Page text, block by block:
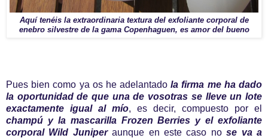
Aquí tenéis la extraordinaria textura del exfoliante corporal de
enebro silvestre de la gama Copenhaguen, es amor del bueno
Pues bien como ya os he adelantadola firma me ha dado
la oportunidad de que una de vosotras se lleve un lote
exactamente igual al mío, es decir, compuesto por el
champú y la mascarilla Frozen Berries y el exfoliante
corporal Wild Juniperaunque en este caso nose va a